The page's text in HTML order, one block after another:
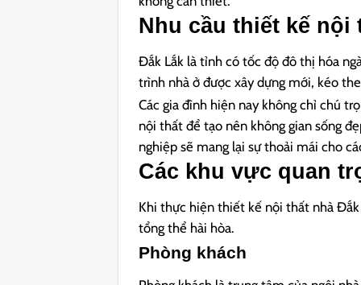
Nhu cầu thiết kế nội
Đắk Lắk là tỉnh có tốc độ đô thị hóa
trình nhà ở được xây dựng mới, kéo
Các gia đình hiện nay không chỉ chú
nội thất để tạo nên không gian sống
nghiệp sẽ mang lại sự thoải mái cho
Các khu vực quan
Khi thực hiện thiết kế nội thất nhà
tổng thể hài hòa.
Phòng khách